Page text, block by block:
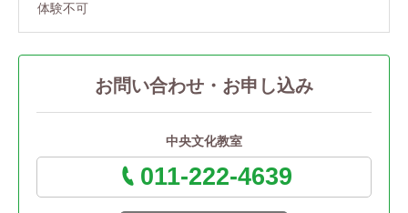
体験不可
お問い合わせ・お申し込み
中央文化教室
011-222-4639